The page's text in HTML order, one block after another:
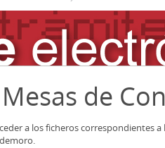
de
a los ficheros correspondientes